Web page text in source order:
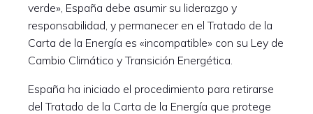
verde», España debe asumir su liderazgo y
responsabilidad, y permanecer en el Tratado de la
Carta de la Energía es «incompatible» con su Ley de
Cambio Climático y Transición Energética.
España ha iniciado el procedimiento para retirarse
del Tratado de la Carta de la Energía que protege